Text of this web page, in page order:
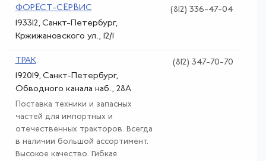
ФОРЕСТ-СЕРВИС
193312, Санкт-Петербург,
Кржижановского ул., 12/1
(812) 336-47-04
ТРАК
192019, Санкт-Петербург,
Обводного канала наб., 28А
Поставка техники и запасных
частей для импортных и
отечественных тракторов. Всегда
в наличии большой ассортимент.
Высокое качество. Гибкая
(812) 347-70-70